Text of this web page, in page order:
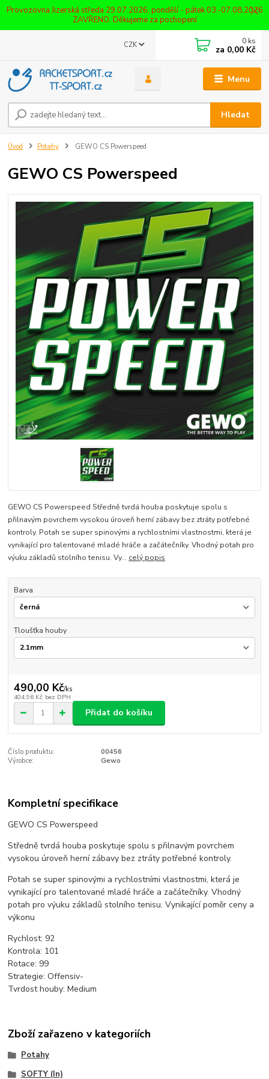
Provozovna Jizerská středa 29.07.2026, pondělí - pátek 03.-07.08.2026
ZAVŘENO. Děkujeme za pochopení
Menu
CZK
Hledat
0 ks
za 0,00 Kč
Úvod Potahy GEWO CS Powerspeed
GEWO CS Powerspeed
GEWO CS Powerspeed Středně tvrdá houba poskytuje spolu s
přilnavým povrchem vysokou úroveň herní zábavy bez ztráty potřebné
kontroly. Potah se super spinovými a rychlostními vlastnostmi, která je
vynikající pro talentované mladé hráče a začátečníky. Vhodný potah pro
výuku základů stolního tenisu. Vy... celý popis
Barva
Tloušťka houby
490,00 Kč/ks
404,96 Kč bez DPH
Přidat do košíku
Číslo produktu:
00456
Výrobce:
Gewo
Kompletní specifikace
GEWO CS Powerspeed
Středně tvrdá houba poskytuje spolu s přilnavým povrchem
vysokou úroveň herní zábavy bez ztráty potřebné kontroly.
Potah se super spinovými a rychlostními vlastnostmi, která je
vynikající pro talentované mladé hráče a začátečníky. Vhodný
potah pro výuku základů stolního tenisu. Vynikající poměr ceny a
výkonu
Rychlost: 92
Kontrola: 101
Rotace: 99
Strategie: Offensiv-
Tvrdost houby: Medium
Zboží zařazeno v kategoriích
Potahy
SOFTY (In)